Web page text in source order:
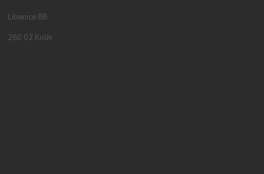
Libenice 88
280 02 Kolín